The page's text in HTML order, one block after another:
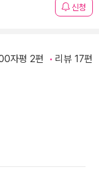
신청
자평 2편 리뷰 17편